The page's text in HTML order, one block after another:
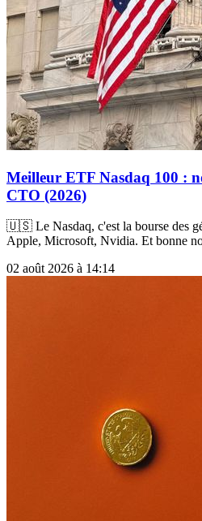
Meilleur ETF Nasdaq 100 :
CTO (2026)
🇺🇸 Le Nasdaq, c'est la bourse des
Apple, Microsoft, Nvidia. Et bonne
02 août 2026 à 14:14